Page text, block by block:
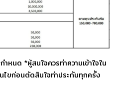
หนด *ผู้สนใจควรทำความเข้าใจใน
ไขก่อนตัดสินใจทำประกันทุกครั้ง